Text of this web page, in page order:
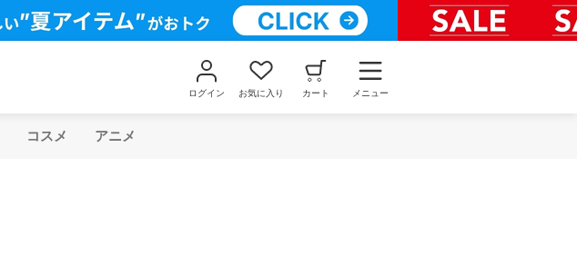
ログイン お気に入り カート メニュー
コスメ アニメ